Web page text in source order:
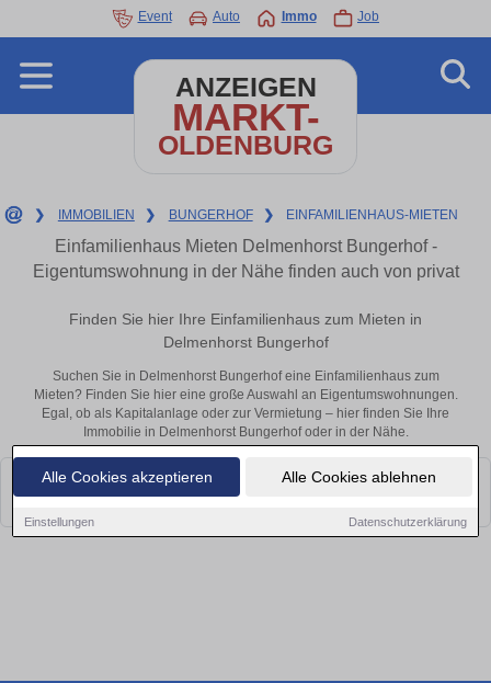
Alle Cookies akzeptieren Alle Cookies ablehnen
Einstellungen Datenschutzerklärung
Event Auto Immo Job
ANZEIGEN
MARKT-
OLDENBURG
❯ IMMOBILIEN ❯ BUNGERHOF ❯ EINFAMILIENHAUS-MIETEN
Einfamilienhaus Mieten Delmenhorst Bungerhof -
Eigentumswohnung in der Nähe finden auch von privat
Finden Sie hier Ihre Einfamilienhaus zum Mieten in
Delmenhorst Bungerhof
Suchen Sie in Delmenhorst Bungerhof eine Einfamilienhaus zum
Mieten? Finden Sie hier eine große Auswahl an Eigentumswohnungen.
Egal, ob als Kapitalanlage oder zur Vermietung – hier finden Sie Ihre
Immobilie in Delmenhorst Bungerhof oder in der Nähe.
Leider konnten wir derzeit keine passenden Objekte finden. Schauen Sie
bald wieder vorbei!